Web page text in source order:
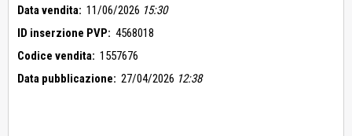
Data vendita: 11/06/2026 15:30
ID inserzione PVP: 4568018
Codice vendita: 1557676
Data pubblicazione: 27/04/2026 12:38